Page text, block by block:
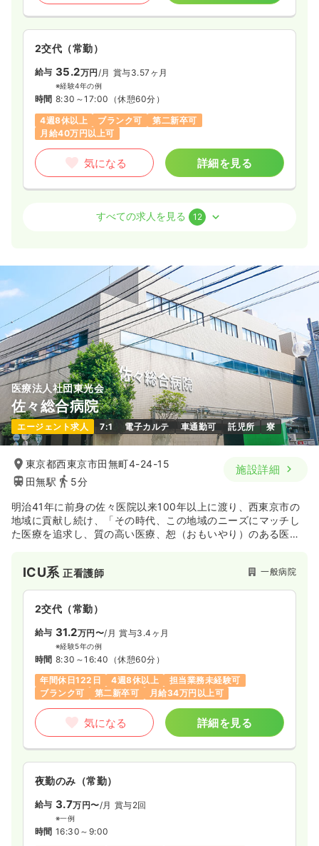
2交代（常勤）
給与 35.2万円/月 賞与3.57ヶ月
※経験4年の例
時間 8:30～17:00 （休憩60分）
4週8休以上
ブランク可
第二新卒可
月給40万円以上可
気になる 詳細を見る
万円/月 賞与3.57ヶ月
※経験5年の例
時間 8:30～17:00（休憩60分）
日祝休み
4週8休以上 ブランク可
第二新卒可
月給40万円以上可
気になる 詳細を見る
夜勤のみ（パート）
給与 3.9万円/回
時間 16:30～9:00（休憩90分）
日祝休み
ブランク可
気になる 詳細を見る
日勤のみ（常勤） 一時募集休止
給与 30.2万円〜/月 賞与3.57ヶ月
※経験5年の例
日祝休み
4週8休以上 ブランク可
月給30万円以上可
気になる 詳細を見る
内視鏡 一般病院
※経験5年の例
8:30～17:00
すべての求人を見る 12
医療法人社団東光会
佐々総合病院
エージェント求人 7:1 電子カルテ 車通勤可 託児所 寮
東京都西東京市田無町4-24-15
田無駅
5分
施設詳細
明治41年に前身の佐々医院以来100年以上に渡り、西東京市の
地域に貢献し続け、「その時代、この地域のニーズにマッチし
た医療を追求し、質の高い医療、恕（おもいやり）のある医療
ICU系正看護師 一般病院
2交代（常勤）
給与 31.2万円〜/月 賞与3.4ヶ月
※経験5年の例
時間 8:30～16:40 （休憩60分）
年間休日122日
4週8休以上
担当業務未経験可
ブランク可
第二新卒可 月給34万円以上可
気になる 詳細を見る
夜勤のみ（常勤）
給与 3.7万円〜/月 賞与2回
※一例
時間 16:30～9:00